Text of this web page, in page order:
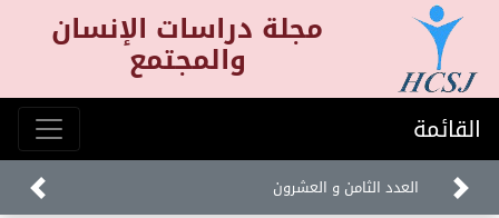
مجلة دراسات الإنسان
والمجتمع
القائمة
العدد الثامن و العشرون